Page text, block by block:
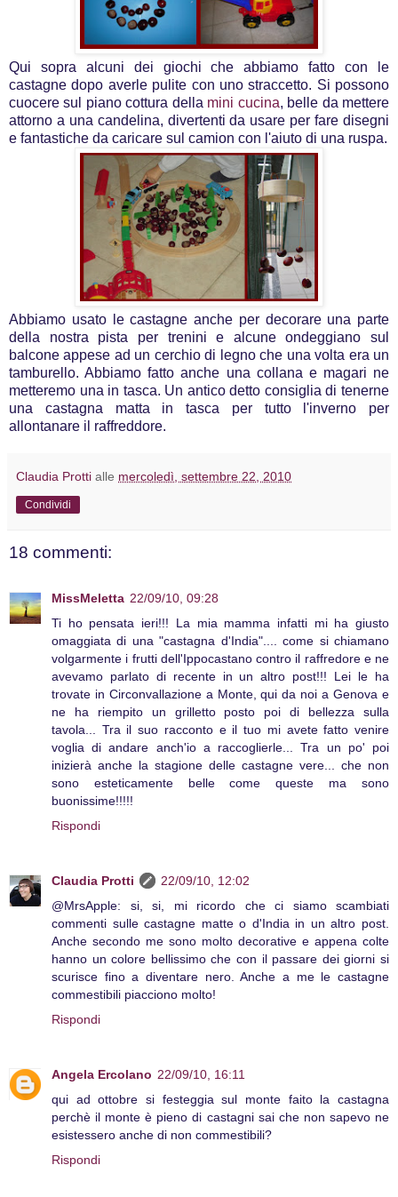
Qui sopra alcuni dei giochi che abbiamo fatto con le
castagne dopo averle pulite con uno straccetto. Si possono
cuocere sul piano cottura della mini cucina, belle da mettere
attorno a una candelina, divertenti da usare per fare disegni
e fantastiche da caricare sul camion con l'aiuto di una ruspa.
Abbiamo usato le castagne anche per decorare una parte
della nostra pista per trenini e alcune ondeggiano sul
balcone appese ad un cerchio di legno che una volta era un
tamburello. Abbiamo fatto anche una collana e magari ne
metteremo una in tasca. Un antico detto consiglia di tenerne
una castagna matta in tasca per tutto l'inverno per
allontanare il raffreddore.
Claudia Protti alle mercoledì, settembre 22, 2010
Condividi
18 commenti:
MissMeletta 22/09/10, 09:28
Ti ho pensata ieri!!! La mia mamma infatti mi ha giusto
omaggiata di una "castagna d'India".... come si chiamano
volgarmente i frutti dell'Ippocastano contro il raffredore e ne
avevamo parlato di recente in un altro post!!! Lei le ha
trovate in Circonvallazione a Monte, qui da noi a Genova e
ne ha riempito un grilletto posto poi di bellezza sulla
tavola... Tra il suo racconto e il tuo mi avete fatto venire
voglia di andare anch'io a raccoglierle... Tra un po' poi
inizierà anche la stagione delle castagne vere... che non
sono esteticamente belle come queste ma sono
buonissime!!!!!
Rispondi
Claudia Protti
22/09/10, 12:02
@MrsApple: si, si, mi ricordo che ci siamo scambiati
commenti sulle castagne matte o d'India in un altro post.
Anche secondo me sono molto decorative e appena colte
hanno un colore bellissimo che con il passare dei giorni si
scurisce fino a diventare nero. Anche a me le castagne
commestibili piacciono molto!
Rispondi
Angela Ercolano 22/09/10, 16:11
qui ad ottobre si festeggia sul monte faito la castagna
perchè il monte è pieno di castagni sai che non sapevo ne
esistessero anche di non commestibili?
Rispondi